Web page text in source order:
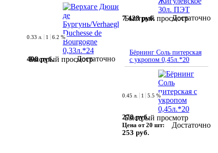
Быстрый просмотр
0.33 л. 1 6.2 %
408 руб. Достаточно
Быстрый просмотр
7 428 руб. Достаточно
Бёрнинг Соль питерская
с укропом 0,45л.*20
Быстрый просмотр
0.45 л. 1 5.5 %
278 руб.
Цена от 20 шт:
253 руб.
Достаточно